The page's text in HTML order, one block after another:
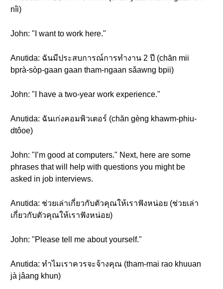
nîi)
John: "I want to work here."
Anutida: ฉันมีประสบการณ์การทำงาน 2 ปี (chăn mii
bprà-sòp-gaan gaan tham-ngaan sǎawng bpii)
John: "I have a two-year work experience."
Anutida: ฉันเก่งคอมพิวเตอร์ (chăn gèng khawm-phiu-
dtôoe)
John: "I’m good at computers." Next, here are some
phrases that will help with questions you might be
asked in job interviews.
Anutida: ช่วยเล่าเกี่ยวกับตัวคุณให้เราฟังหน่อย (ช่วยเล่า
เกี่ยวกับตัวคุณให้เราฟังหน่อย)
John: "Please tell me about yourself."
Anutida: ทำไมเราควรจะจ้างคุณ (tham-mai rao khuuan
jà jâang khun)